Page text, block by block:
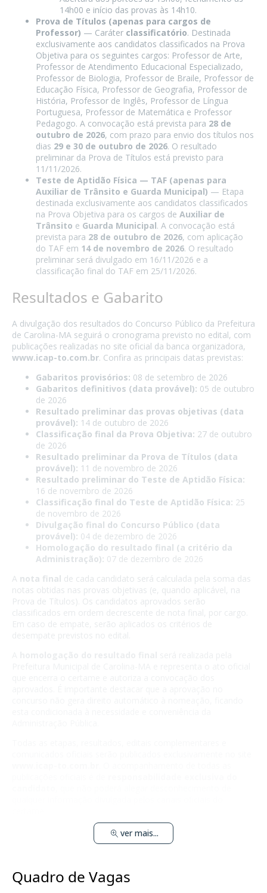
14h00 e início das provas às 14h10.
Prova de Títulos (apenas para cargos de
Professor) — Caráter classificatório. Destinada
exclusivamente aos candidatos classificados na Prova
Objetiva para os seguintes cargos: Professor de Arte,
Professor de Atendimento Educacional Especializado,
Professor de Biologia, Professor de Braile, Professor de
Educação Física, Professor de Geografia, Professor de
História, Professor de Inglês, Professor de Língua
Portuguesa, Professor de Matemática e Professor
Pedagogo. A convocação está prevista para 28 de
outubro de 2026, com prazo para envio dos títulos nos
dias 29 e 30 de outubro de 2026. O resultado
preliminar da Prova de Títulos está previsto para
11/11/2026.
Teste de Aptidão Física — TAF (apenas para
Auxiliar de Trânsito e Guarda Municipal) — Etapa
destinada exclusivamente aos candidatos classificados
na Prova Objetiva para os cargos de Auxiliar de
Trânsito e Guarda Municipal. A convocação está
prevista para 28 de outubro de 2026, com aplicação
do TAF em 14 de novembro de 2026. O resultado
preliminar será divulgado em 16/11/2026 e a
classificação final do TAF em 25/11/2026.
Resultados e Gabarito
A divulgação dos resultados do Concurso Público da Prefeitura
de Carolina-MA seguirá o cronograma previsto no edital, com
publicações realizadas no site oficial da banca organizadora,
www.icap-to.com.br. Confira as principais datas previstas:
Gabaritos provisórios: 08 de setembro de 2026
Gabaritos definitivos (data provável): 05 de outubro
de 2026
Resultado preliminar das provas objetivas (data
provável): 14 de outubro de 2026
Classificação final da Prova Objetiva: 27 de outubro
de 2026
Resultado preliminar da Prova de Títulos (data
provável): 11 de novembro de 2026
Resultado preliminar do Teste de Aptidão Física:
16 de novembro de 2026
Classificação final do Teste de Aptidão Física: 25
de novembro de 2026
Divulgação final do Concurso Público (data
provável): 04 de dezembro de 2026
Homologação do resultado final (a critério da
Administração): 07 de dezembro de 2026
A nota final de cada candidato será calculada pela soma das
notas obtidas nas provas objetivas (e, quando aplicável, na
Prova de Títulos). Os candidatos aprovados serão
classificados em ordem decrescente de nota final, por cargo.
Em caso de empate, serão aplicados os critérios de
ver mais...
Quadro de Vagas